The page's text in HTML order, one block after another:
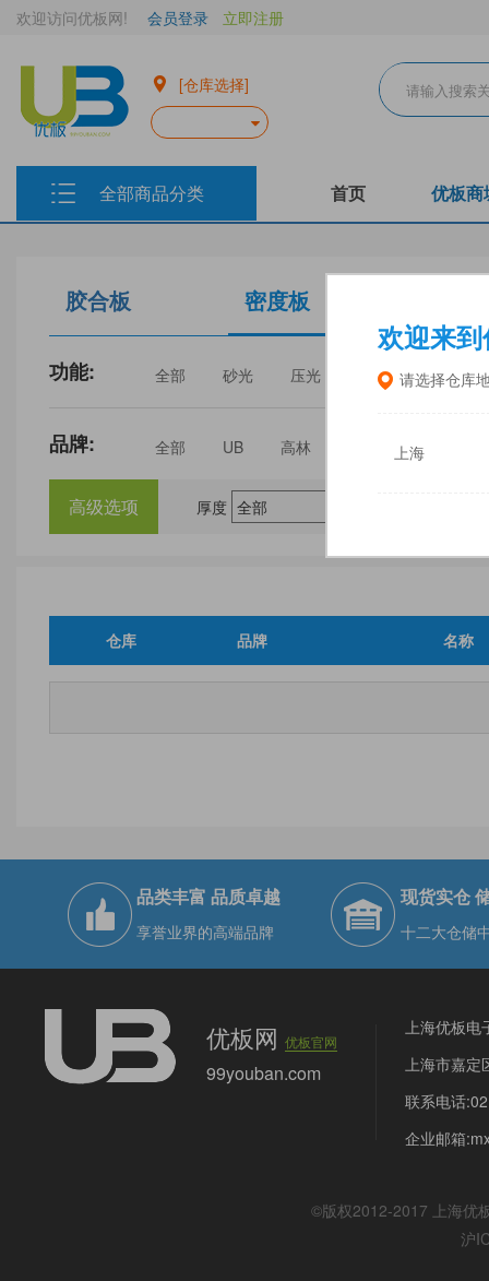
欢迎来到
请选择仓库
上海
欢迎访问优板网! 会员登录 立即注册
[仓库选择]
全部商品分类 首页 优板商
胶合板 密度板
功能: 全部 砂光 压光 家具 门板
品牌: 全部 UB 高林 中福
三威
建瓯福人
高级选项 厚度
仓库 品牌 名称
品类丰富 品质卓越
享誉业界的高端品牌
现货实仓
十二大仓储
优板网优板官网
99youban.com
上海优板电
上海市嘉定
联系电话
企业邮箱
©版权2012-2017 上海优
沪